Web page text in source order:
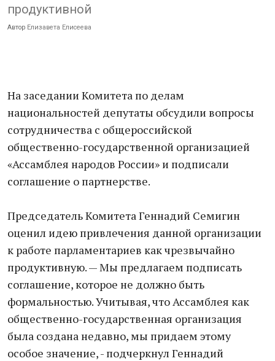
продуктивной
Автор Елизавета Елисеева
На заседании Комитета по делам
национальностей депутаты обсудили вопросы
сотрудничества с общероссийской
общественно-государственной организацией
«Ассамблея народов России» и подписали
соглашение о партнерстве.
Председатель Комитета Геннадий Семигин
оценил идею привлечения данной организации
к работе парламентариев как чрезвычайно
продуктивную. — Мы предлагаем подписать
соглашение, которое не должно быть
формальностью. Учитывая, что Ассамблея как
общественно-государственная организация
была создана недавно, мы придаем этому
особое значение, - подчеркнул Геннадий